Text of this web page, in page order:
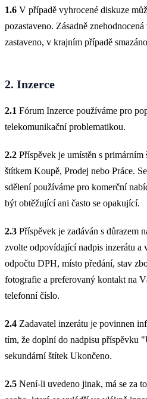
1.6 V případě vyhrocené diskuze
pozastaveno. Zásadně
zastaveno, v krajním případě
2. Inzerce
2.1 Fórum Inzerce používáme pro
telekomunikační problematikou.
2.2 Příspěvek je umístěn s
štítkem Koupě, Prodej nebo Práce.
sdělení používáme pro komerční
být obtěžující ani často se opakující.
2.3 Příspěvek je zadáván s důrazem
zvolte odpovídající nadpis inzerátu a
odpočtu DPH, místo předání, stav
fotografie a preferovaný kontakt na
telefonní číslo.
2.4 Zadavatel inzerátu je povinnen
tím, že doplní do nadpisu příspěvku
sekundární štítek Ukončeno.
2.5 Není-li uvedeno jinak, má se za